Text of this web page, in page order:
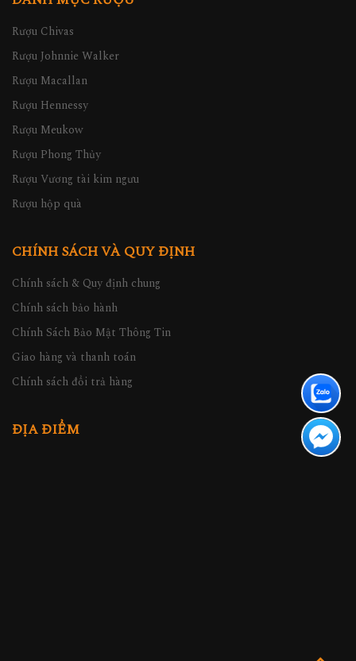
Rượu Chivas
Rượu Johnnie Walker
Rượu Macallan
Rượu Hennessy
Rượu Meukow
Rượu Phong Thủy
Rượu Vương tài kim ngưu
Rượu hộp quà
CHÍNH SÁCH VÀ QUY ĐỊNH
Chính sách & Quy định chung
Chính sách bảo hành
Chính Sách Bảo Mật Thông Tin
Giao hàng và thanh toán
Chính sách đổi trả hàng
ĐỊA ĐIỂM